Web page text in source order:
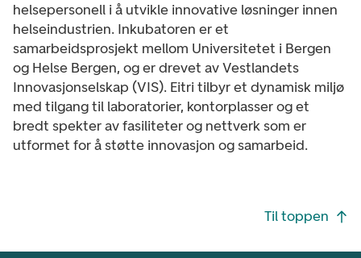
helsepersonell i å utvikle innovative løsninger innen
helseindustrien. Inkubatoren er et
samarbeidsprosjekt mellom Universitetet i Bergen
og Helse Bergen, og er drevet av Vestlandets
Innovasjonselskap (VIS). Eitri tilbyr et dynamisk miljø
med tilgang til laboratorier, kontorplasser og et
bredt spekter av fasiliteter og nettverk som er
utformet for å støtte innovasjon og samarbeid.
Til toppen